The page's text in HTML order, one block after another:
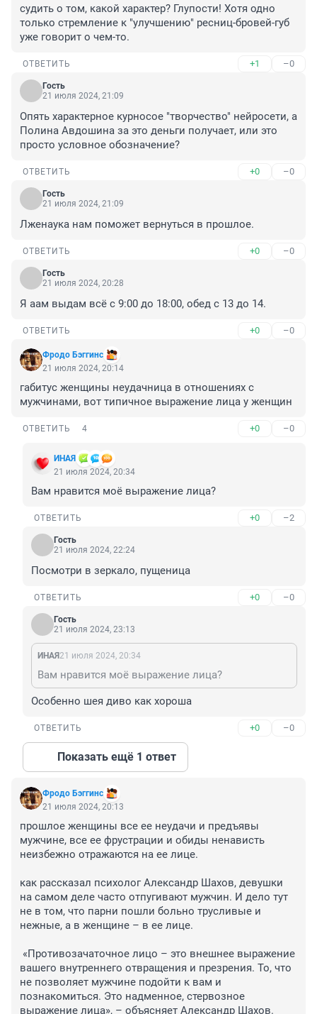
судить о том, какой характер? Глупости! Хотя одно
только стремление к "улучшению" ресниц-бровей-губ
уже говорит о чем-то.
ОТВЕТИТЬ +1 –0
Гость
21 июля 2024, 21:09
Опять характерное курносое "творчество" нейросети, а
Полина Авдошина за это деньги получает, или это
просто условное обозначение?
ОТВЕТИТЬ +0 –0
Гость
21 июля 2024, 21:09
Лженаука нам поможет вернуться в прошлое.
ОТВЕТИТЬ +0 –0
Гость
21 июля 2024, 20:28
Я аам выдам всё с 9:00 до 18:00, обед с 13 до 14.
ОТВЕТИТЬ +0 –0
Фродо Бэггинс
21 июля 2024, 20:14
габитус женщины неудачница в отношениях с
мужчинами, вот типичное выражение лица у женщин
ОТВЕТИТЬ 4 +0 –0
ИHАЯ
21 июля 2024, 20:34
Вам нравится моё выражение лица?
ОТВЕТИТЬ +0 –2
Гость
21 июля 2024, 22:24
Посмотри в зеркало, пущеница
ОТВЕТИТЬ +0 –0
Гость
21 июля 2024, 23:13
ИHАЯ 21 июля 2024, 20:34
Вам нравится моё выражение лица?
Особенно шея диво как хороша
ОТВЕТИТЬ +0 –0
Показать ещё 1 ответ
Фродо Бэггинс
21 июля 2024, 20:13
прошлое женщины все ее неудачи и предъявы
мужчине, все ее фрустрации и обиды ненависть
неизбежно отражаются на ее лице.
как рассказал психолог Александр Шахов, девушки
на самом деле часто отпугивают мужчин. И дело тут
не в том, что парни пошли больно трусливые и
нежные, а в женщине – в ее лице.
«Противозачаточное лицо – это внешнее выражение
вашего внутреннего отвращения и презрения. То, что
не позволяет мужчине подойти к вам и
познакомиться. Это надменное, стервозное
выражение лица», – объясняет Александр Шахов.